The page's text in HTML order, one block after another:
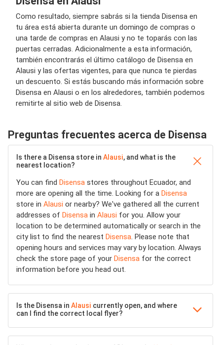
Como resultado, siempre sabrás si la tienda Disensa en
tu área está abierta durante un domingo de compras o
una tarde de compras en Alausi y no te toparás con las
puertas cerradas. Adicionalmente a esta información,
también encontrarás el último catálogo de Disensa en
Alausi y las ofertas vigentes, para que nunca te pierdas
un descuento. Si estás buscando más información sobre
Disensa en Alausi o en los alrededores, también podemos
remitirte al sitio web de Disensa.
Preguntas frecuentes acerca de Disensa
Is there a Disensa store in Alausi, and what is the
nearest location?
You can find Disensa stores throughout Ecuador, and
more are opening all the time. Looking for a Disensa
store in Alausi or nearby? We've gathered all the current
addresses of Disensa in Alausi for you. Allow your
location to be determined automatically or search in the
city list to find the nearest Disensa. Please note that
opening hours and services may vary by location. Always
check the store page of your Disensa for the correct
information before you head out.
Is the Disensa in Alausi currently open, and where
can I find the correct local flyer?